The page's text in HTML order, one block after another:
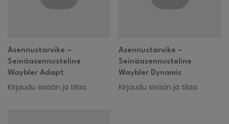
Asennustarvike –
Seinäasennusteline
Waybler Adapt
Kirjaudu sisään ja tilaa.
Asennustarvike –
Seinäasennusteline
Waybler Dynamic
Kirjaudu sisään ja tilaa.